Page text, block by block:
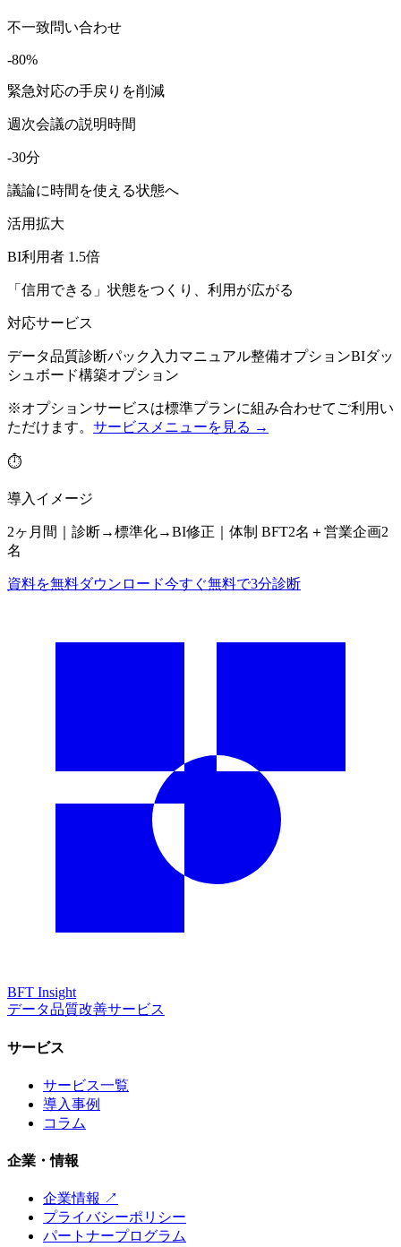
不一致問い合わせ
-80%
緊急対応の手戻りを削減
週次会議の説明時間
-30分
議論に時間を使える状態へ
活用拡大
BI利用者 1.5倍
「信用できる」状態をつくり、利用が広がる
対応サービス
データ品質診断パック 入力マニュアル整備オプションBIダッ
シュボード構築オプション
※オプションサービスは標準プランに組み合わせてご利用い
ただけます。 サービスメニューを見る →
⏱
導入イメージ
2ヶ月間｜診断→標準化→BI修正｜体制 BFT2名＋営業企画2
名
資料を無料ダウンロード今すぐ無料で3分診断
BFT Insight
データ品質改善サービス
サービス
サービス一覧
導入事例
コラム
企業・情報
企業情報 ↗
プライバシーポリシー
パートナープログラム